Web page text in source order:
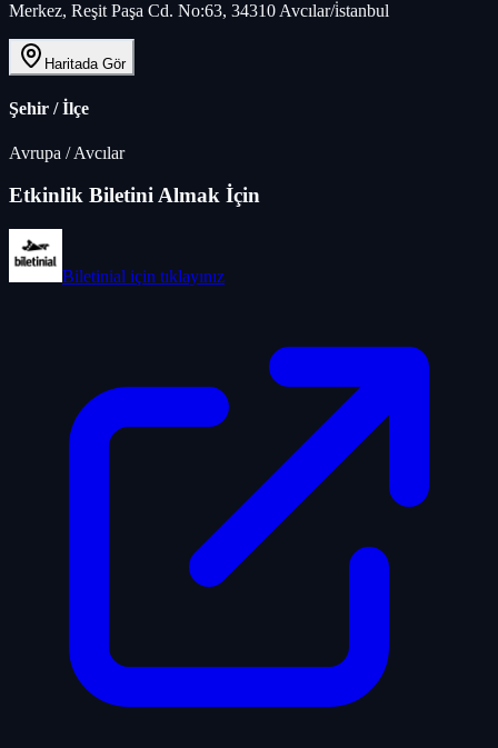
Merkez, Reşit Paşa Cd. No:63, 34310 Avcılar/i̇stanbul
Haritada Gör
Şehir / İlçe
Avrupa /Avcılar
Etkinlik Biletini Almak İçin
Biletinial için tıklayınız